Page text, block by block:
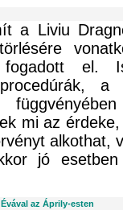
a Liviu
fogadott el.
a
mi az
alkothat,
jó
az Áprily-esten